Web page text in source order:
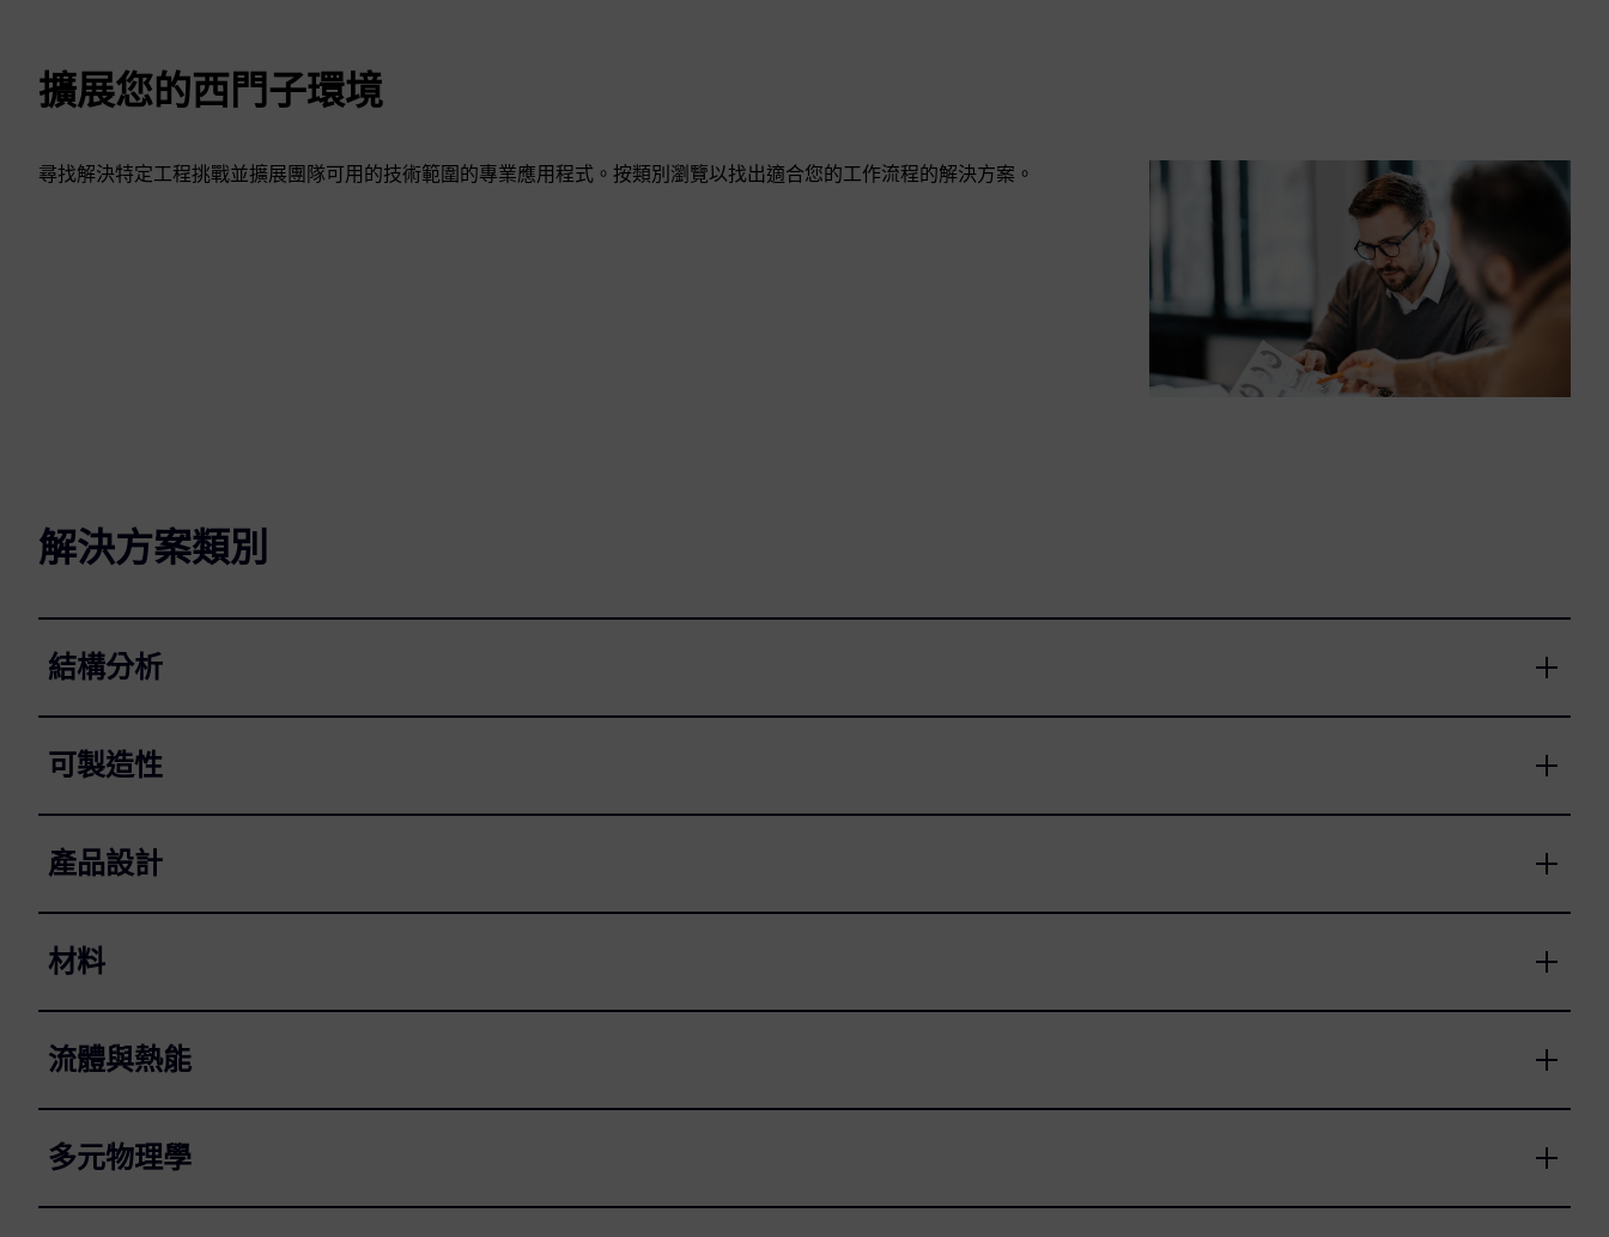
擴展您的西門子環境
尋找解決特定工程挑戰並擴展團隊可用的技術範圍的專業應用程式。按類別瀏覽以找出適合您的工作流程的解決方案。
解決方案類別
結構分析
可製造性
產品設計
材料
流體與熱能
多元物理學